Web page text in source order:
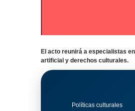
El acto reunirá a especialistas
artificial y derechos culturales.
Políticas culturales